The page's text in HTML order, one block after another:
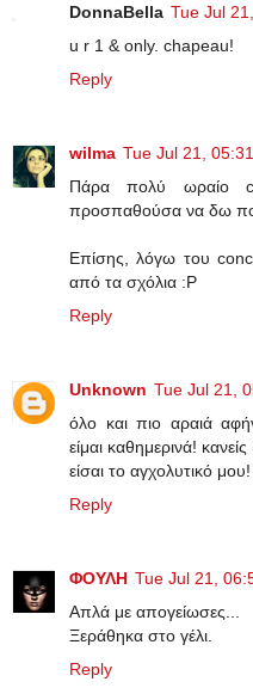
DonnaBella Tue Jul
u r 1 & only. chapeau!
Reply
wilma Tue Jul 21,
Πάρα πολύ ωραίο
προσπαθούσα να δω
Επίσης, λόγω του
από τα σχόλια :Ρ
Reply
Unknown Tue Jul 21,
όλο και πιο αραιά
είμαι καθημερινά!
είσαι το αγχολυτικό
Reply
ΦΟΥΛΗ Tue Jul 21,
Απλά με απογείωσες...
Ξεράθηκα στο γέλι.
Reply